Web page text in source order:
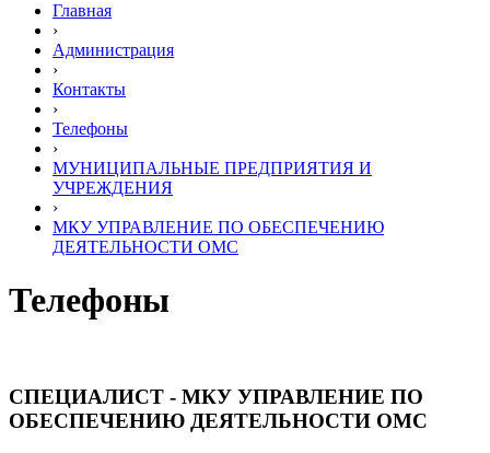
Главная
›
Администрация
›
Контакты
›
Телефоны
›
МУНИЦИПАЛЬНЫЕ ПРЕДПРИЯТИЯ И
УЧРЕЖДЕНИЯ
›
МКУ УПРАВЛЕНИЕ ПО ОБЕСПЕЧЕНИЮ
ДЕЯТЕЛЬНОСТИ ОМС
Телефоны
СПЕЦИАЛИСТ - МКУ УПРАВЛЕНИЕ ПО
ОБЕСПЕЧЕНИЮ ДЕЯТЕЛЬНОСТИ ОМС